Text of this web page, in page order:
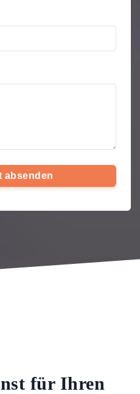
absenden
für Ihren